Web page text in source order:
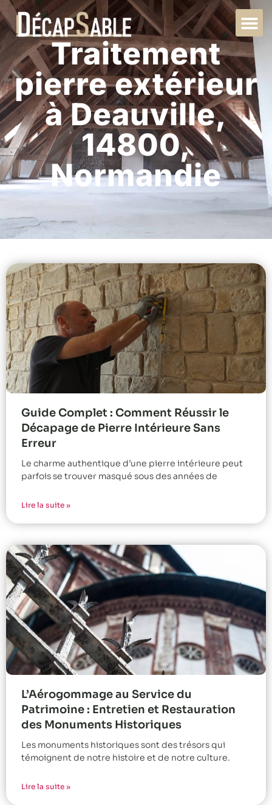
Traitement
pierre extérieur
à Deauville,
14800,
Normandie
Guide Complet : Comment Réussir le
Décapage de Pierre Intérieure Sans
Erreur
Le charme authentique d’une pierre intérieure peut
parfois se trouver masqué sous des années de
Lire la suite »
L’Aérogommage au Service du
Patrimoine : Entretien et Restauration
des Monuments Historiques
Les monuments historiques sont des trésors qui
témoignent de notre histoire et de notre culture.
Lire la suite »